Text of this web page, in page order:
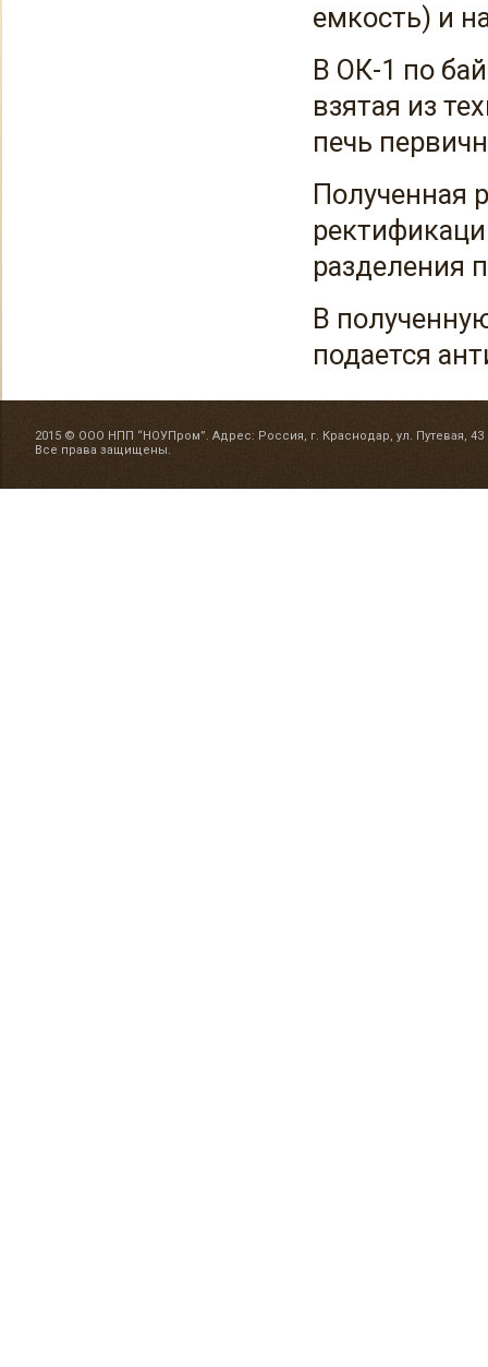
емкость) и
В ОК-1 по
взятая из
печь
Полученная
разделения
В
подается
2015 © ООО НПП “НОУПром”. Адрес: Россия, г. Краснодар, ул. Путевая, 43
Все права защищены.